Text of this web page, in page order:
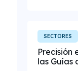
SECTORES
Precisión
las Guías